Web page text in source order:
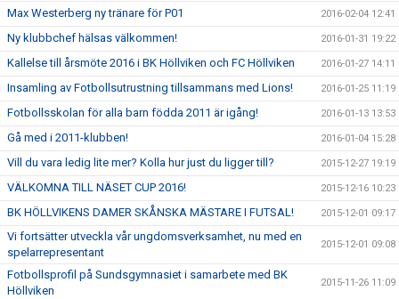
Max Westerberg ny tränare för P01 2016-02-04 12:41
Ny klubbchef hälsas välkommen! 2016-01-31 19:22
Kallelse till årsmöte 2016 i BK Höllviken och FC Höllviken 2016-01-27 14:11
Insamling av Fotbollsutrustning tillsammans med Lions! 2016-01-25 11:19
Fotbollsskolan för alla barn födda 2011 är igång! 2016-01-13 13:53
Gå med i 2011-klubben! 2016-01-04 15:28
Vill du vara ledig lite mer? Kolla hur just du ligger till? 2015-12-27 19:19
VÄLKOMNA TILL NÄSET CUP 2016! 2015-12-16 10:23
BK HÖLLVIKENS DAMER SKÅNSKA MÄSTARE I FUTSAL! 2015-12-01 09:17
Vi fortsätter utveckla vår ungdomsverksamhet, nu med en
spelarrepresentant
2015-12-01 09:08
Fotbollsprofil på Sundsgymnasiet i samarbete med BK
Höllviken
2015-11-26 11:09